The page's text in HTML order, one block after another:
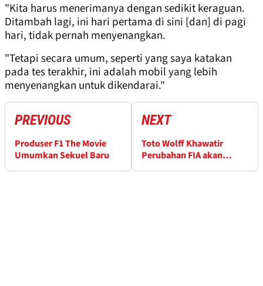
"Kita harus menerimanya dengan sedikit keraguan.
Ditambah lagi, ini hari pertama di sini [dan] di pagi
hari, tidak pernah menyenangkan.
"Tetapi secara umum, seperti yang saya katakan
pada tes terakhir, ini adalah mobil yang lebih
menyenangkan untuk dikendarai."
PREVIOUS
Produser F1 The Movie
Umumkan Sekuel Baru
NEXT
Toto Wolff Khawatir
Perubahan FIA akan